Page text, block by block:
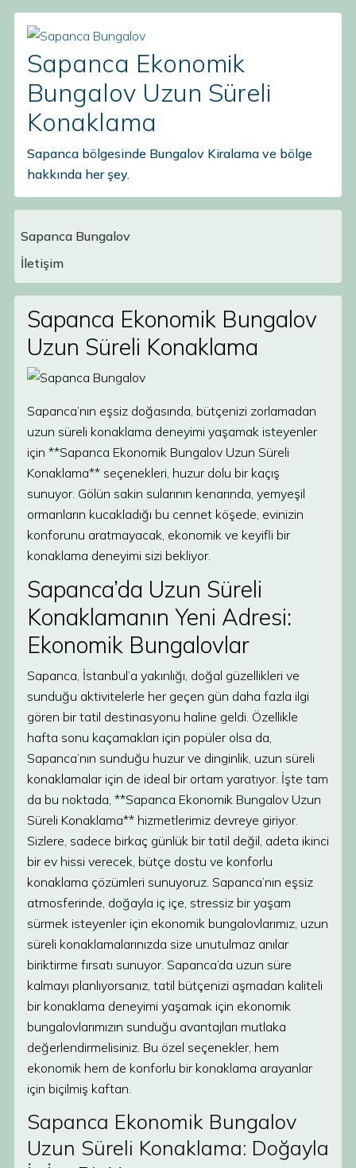
Sapanca Ekonomik
Bungalov Uzun Süreli
Konaklama
Sapanca bölgesinde Bungalov Kiralama ve bölge
hakkında her şey.
Main Navigation
Sapanca Bungalov
İletişim
Sapanca Ekonomik Bungalov
Uzun Süreli Konaklama
Sapanca’nın eşsiz doğasında, bütçenizi zorlamadan
uzun süreli konaklama deneyimi yaşamak isteyenler
için **Sapanca Ekonomik Bungalov Uzun Süreli
Konaklama** seçenekleri, huzur dolu bir kaçış
sunuyor. Gölün sakin sularının kenarında, yemyeşil
ormanların kucakladığı bu cennet köşede, evinizin
konforunu aratmayacak, ekonomik ve keyifli bir
konaklama deneyimi sizi bekliyor.
Sapanca’da Uzun Süreli
Konaklamanın Yeni Adresi:
Ekonomik Bungalovlar
Sapanca, İstanbul’a yakınlığı, doğal güzellikleri ve
sunduğu aktivitelerle her geçen gün daha fazla ilgi
gören bir tatil destinasyonu haline geldi. Özellikle
hafta sonu kaçamakları için popüler olsa da,
Sapanca’nın sunduğu huzur ve dinginlik, uzun süreli
konaklamalar için de ideal bir ortam yaratıyor. İşte tam
da bu noktada, **Sapanca Ekonomik Bungalov Uzun
Süreli Konaklama** hizmetlerimiz devreye giriyor.
Sizlere, sadece birkaç günlük bir tatil değil, adeta ikinci
bir ev hissi verecek, bütçe dostu ve konforlu
konaklama çözümleri sunuyoruz. Sapanca’nın eşsiz
atmosferinde, doğayla iç içe, stressiz bir yaşam
sürmek isteyenler için ekonomik bungalovlarımız, uzun
süreli konaklamalarınızda size unutulmaz anılar
biriktirme fırsatı sunuyor. Sapanca’da uzun süre
kalmayı planlıyorsanız, tatil bütçenizi aşmadan kaliteli
bir konaklama deneyimi yaşamak için ekonomik
bungalovlarımızın sunduğu avantajları mutlaka
değerlendirmelisiniz. Bu özel seçenekler, hem
ekonomik hem de konforlu bir konaklama arayanlar
için biçilmiş kaftan.
Sapanca Ekonomik Bungalov
Uzun Süreli Konaklama: Doğayla